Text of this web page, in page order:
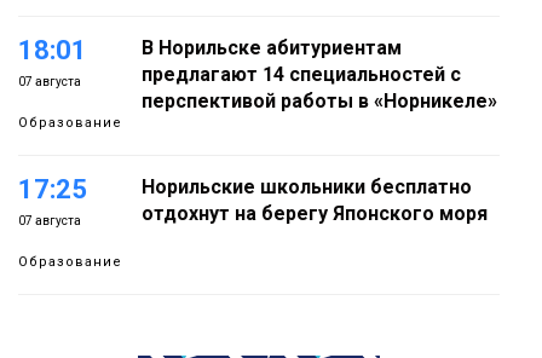
18:01
07 августа
Образование
В Норильске абитуриентам
предлагают 14 специальностей с
перспективой работы в «Норникеле»
17:25
07 августа
Образование
Норильские школьники бесплатно
отдохнут на берегу Японского моря
скверы и тысячи растений появятся по